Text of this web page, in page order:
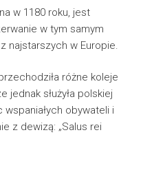
w 1180 roku, jest
w tym samym
najstarszych w Europie.
różne koleje
jednak służyła polskiej
obywateli i
z dewizą: „Salus rei